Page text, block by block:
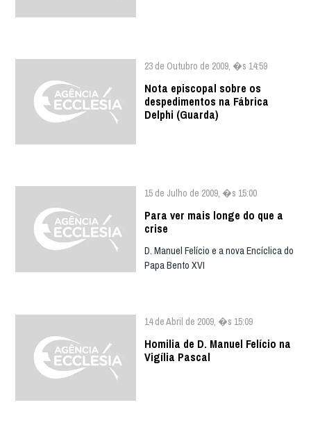
23 de Outubro de 2009, �s 14:59
Nota episcopal sobre os
despedimentos na Fábrica
Delphi (Guarda)
15 de Julho de 2009, �s 15:00
Para ver mais longe do que a
crise
D. Manuel Felício e a nova Encíclica do
Papa Bento XVI
14 de Abril de 2009, �s 15:09
Homilia de D. Manuel Felício na
Vigília Pascal